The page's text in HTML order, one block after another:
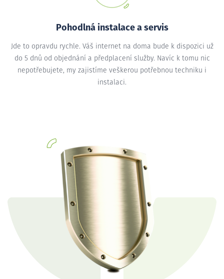
Pohodlná instalace a servis
Jde to opravdu rychle. Váš internet na doma bude k dispozici už
do 5 dnů od objednání a předplacení služby. Navíc k tomu nic
nepotřebujete, my zajistíme veškerou potřebnou techniku i
instalaci.